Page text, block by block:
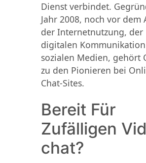
Dienst verbindet.
Jahr 2008, noch vor dem
der Internetnutzung, der
digitalen
sozialen Medien, gehört
zu den Pionieren bei
Chat-Sites.
Bereit Für
Zufälligen
chat?